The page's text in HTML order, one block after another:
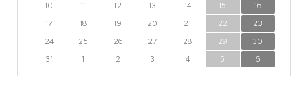
10
11 12 13 14 15
16
17
18 19 20 21 22
23
24
25 26 27 28 29
30
31
1 2 3 4 5 6